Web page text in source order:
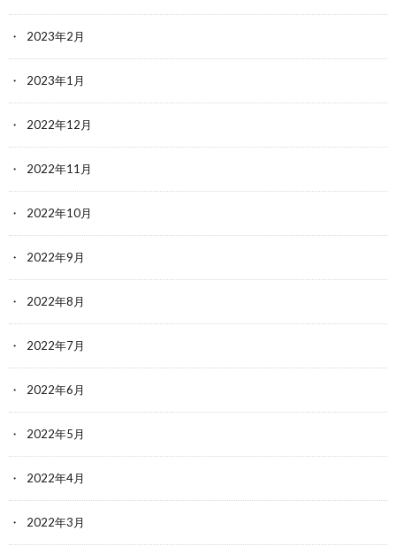
2023年2月
2023年1月
2022年12月
2022年11月
2022年10月
2022年9月
2022年8月
2022年7月
2022年6月
2022年5月
2022年4月
2022年3月